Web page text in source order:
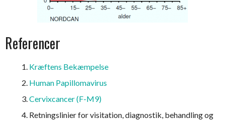
Referencer
Kræftens Bekæmpelse
Human Papillomavirus
Cervixcancer (F-M9)
Retningslinier for visitation, diagnostik, behandling og